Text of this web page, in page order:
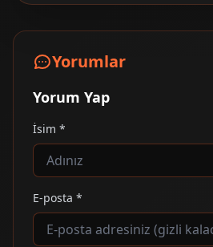
Yorumlar
Yorum Yap
İsim *
E-posta *